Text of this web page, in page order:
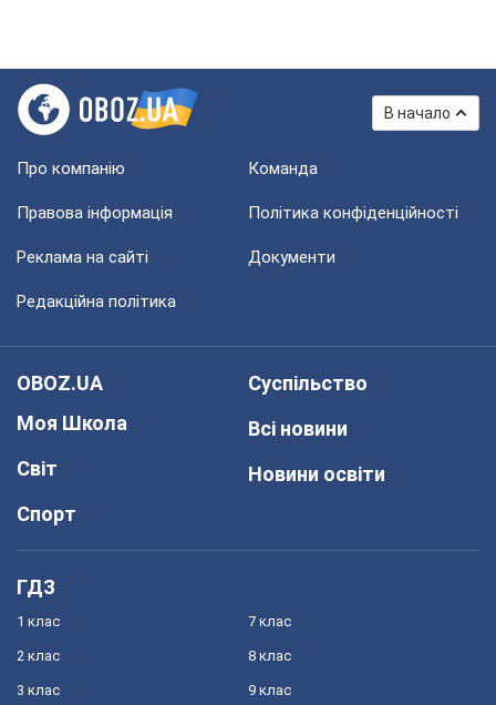
В начало
Про компанію Команда
Правова інформація Політика конфіденційності
Реклама на сайті Документи
Редакційна політика
OBOZ.UA
Моя Школа
Світ
Спорт
Суспільство
Всі новини
Новини освіти
ГДЗ
1 клас
2 клас
3 клас
7 клас
8 клас
9 клас